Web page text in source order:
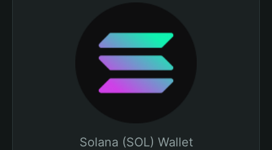
Solana (SOL) Wallet